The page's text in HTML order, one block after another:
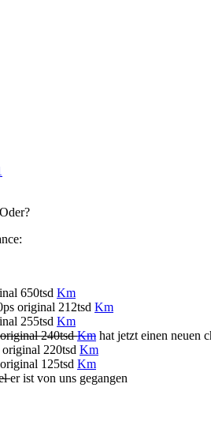
650tsd Km
original 212tsd Km
255tsd Km
240tsdKm hat jetzt einen neuen
220tsd Km
125tsd Km
er ist von uns gegangen